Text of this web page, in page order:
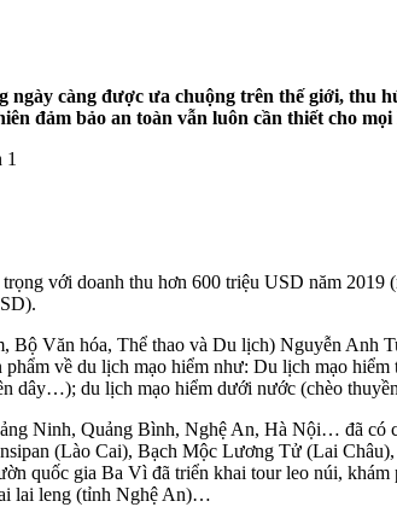
càng được ưa chuộng trên thế giới, thu
đảm bảo an toàn vẫn luôn cần thiết cho
với doanh thu hơn 600 triệu USD năm
Văn hóa, Thể thao và Du lịch) Nguyễn Anh
về du lịch mạo hiểm như: Du lịch mạo
dây…); du lịch mạo hiểm dưới nước (chèo
Ninh, Quảng Bình, Nghệ An, Hà Nội… đã có
(Lào Cai), Bạch Mộc Lương Tử (Lai
quốc gia Ba Vì đã triển khai tour leo núi,
lai leng (tỉnh Nghệ An)…